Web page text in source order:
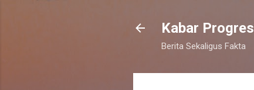
Kabar
Berita Sekaligus Fakta